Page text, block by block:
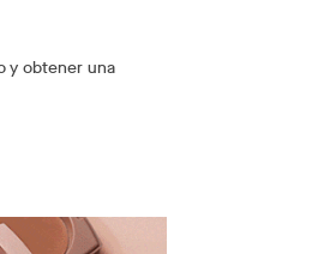
y obtener una